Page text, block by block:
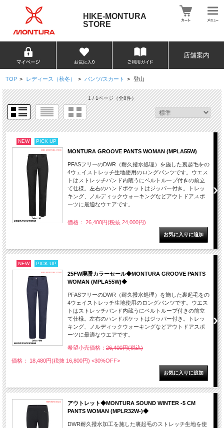
HIKE-MONTURA
STORE
店舗案内
TOP > レディース（秋冬） > パンツ/スカート > 登山
1 / 1ページ（全8件）
NEW PICK UP
MONTURA GROOVE PANTS WOMAN (MPLA55W)
PFASフリーのDWR（耐久撥水処理）を施した裏起毛をの
4ウェイストレッチ生地使用のロングパンツです。ウエス
トはストレッチバンド内蔵うにベルトループ付きの前立
て仕様。左右のハンドポケットはジッパー付き。トレッ
キング、ノルディックウォーキングなどアウトドアスポ
ーツに最適なウエアです。
価格： 26,400円(税抜 24,000円)
NEW PICK UP
25FW廃番カラーセール◆MONTURA GROOVE PANTS
WOMAN (MPLA55W)◆
PFASフリーのDWR（耐久撥水処理）を施した裏起毛をの
4ウェイストレッチ生地使用のロングパンツです。ウエス
トはストレッチバンド内蔵うにベルトループ付きの前立
て仕様。左右のハンドポケットはジッパー付き。トレッ
キング、ノルディックウォーキングなどアウトドアスポ
ーツに最適なウエアです。
希望小売価格： 26,400円(税込)
価格： 18,480円(税抜 16,800円) <30%OFF>
アウトレット◆MONTURA SOUND WINTER -5 CM
PANTS WOMAN (MPLR32W-)◆
DWR耐久撥水加工を施した裏起毛のストレッチ生地を使